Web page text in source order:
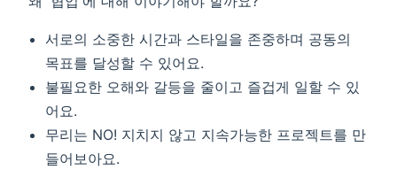
서로의 소중한 시간과 스타일을 존중하며 공동의
목표를 달성할 수 있어요.
불필요한 오해와 갈등을 줄이고 즐겁게 일할 수 있
어요.
무리는 NO! 지치지 않고 지속가능한 프로젝트를 만
들어보아요.